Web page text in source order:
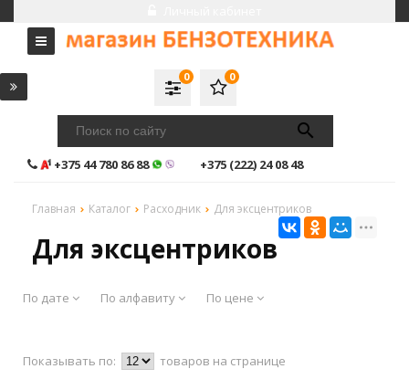
0
0
+375 44 780 86 88 +375 (222) 24 08 48
Главная Каталог Расходник Для эксцентриков
Для эксцентриков
По дате По алфавиту По цене
Показывать по: товаров на странице